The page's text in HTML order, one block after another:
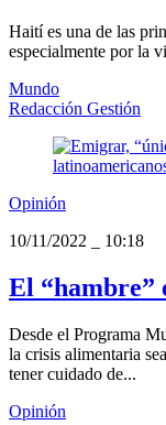
Haití es una de las
especialmente por la
Mundo
Redacción Gestión
Opinión
10/11/2022
10:18
El “hambre”
Desde el Programa
la crisis alimentaria
tener cuidado de...
Opinión